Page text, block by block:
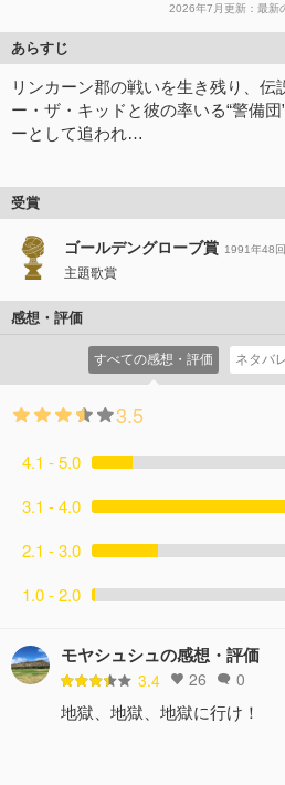
2026年7月更新：最新
あらすじ
リンカーン郡の戦いを生き残り、伝
ー・ザ・キッドと彼の率いる“警備
ーとして追われ…
受賞
ゴールデングローブ賞 1991年48回
主題歌賞
感想・評価
すべての感想・評価 ネタバ
3.5
4.1 - 5.0
3.1 - 4.0
2.1 - 3.0
1.0 - 2.0
モヤシュシュの感想・評価
3.4 26 0
地獄、地獄、地獄に行け！